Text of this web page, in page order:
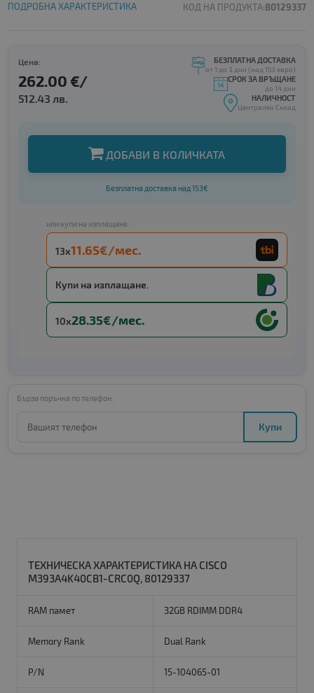
ПОДРОБНА ХАРАКТЕРИСТИКА КОД НА ПРОДУКТА:80129337
Цена:
262.00 €/
512.43 лв.
БЕЗПЛАТНА ДОСТАВКА
от 1 до 3 дни (над 153 евро)
СРОК ЗА ВРЪЩАНЕ
до 14 дни
НАЛИЧНОСТ
Централен Склад
ДОБАВИ В КОЛИЧКАТА
Безплатна доставка над 153€
или купи на изплащане:
13x11.65€/мес.
Купи на изплащане.
10x28.35€/мес.
Бърза поръчка по телефон:
Купи
ТЕХНИЧЕСКА ХАРАКТЕРИСТИКА НА CISCO
M393A4K40CB1-CRC0Q, 80129337
RAM памет 32GB RDIMM DDR4
Memory Rank Dual Rank
P/N 15-104065-01